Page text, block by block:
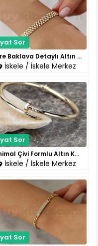
Sor
Kare Baklava Detaylı Altın Bil..
İskele / İskele Merkez
Sor
Minimal Çivi Formlu Altın Kele..
İskele / İskele Merkez
Sor